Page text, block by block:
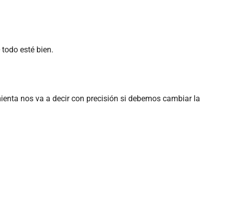
esté bien.
nos va a decir con precisión si debemos cambiar la